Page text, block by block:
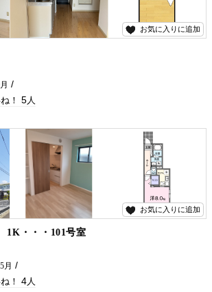
お気に入りに追加
・南延岡ICまでのアクセスに良い場所です♪ 延岡市の賃貸アパート探しは五ヶ瀬不動産へお問い合わせください!!!
5
お気に入りに追加
・・・101号室
す！ アパートお探しなら五ヶ瀬不動産へお問合せください🏠✨
月
4